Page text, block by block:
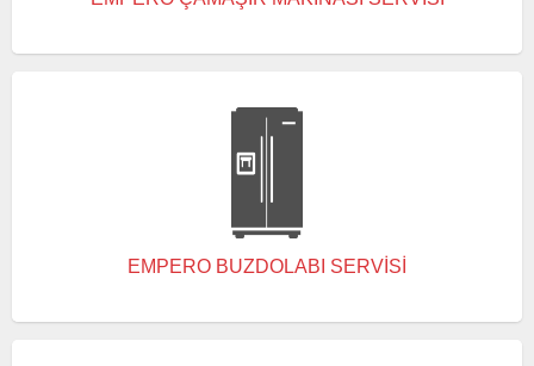
EMPERO BUZDOLABI SERVISI